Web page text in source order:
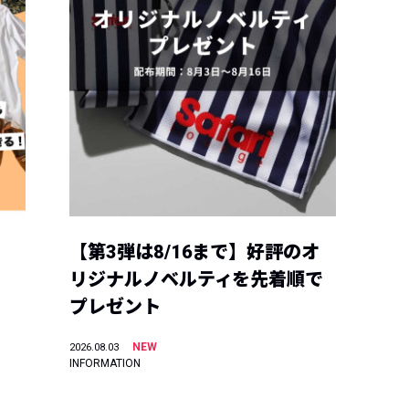
【第3弾は8/16まで】好評のオ
リジナルノベルティを先着順で
プレゼント
2026.08.03
NEW
INFORMATION